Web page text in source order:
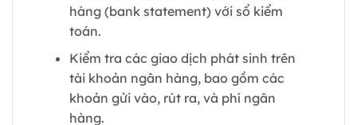
hàng (bank statement) với sổ kiểm
toán.
Kiểm tra các giao dịch phát sinh trên
tài khoản ngân hàng, bao gồm các
khoản gửi vào, rút ra, và phí ngân
hàng.